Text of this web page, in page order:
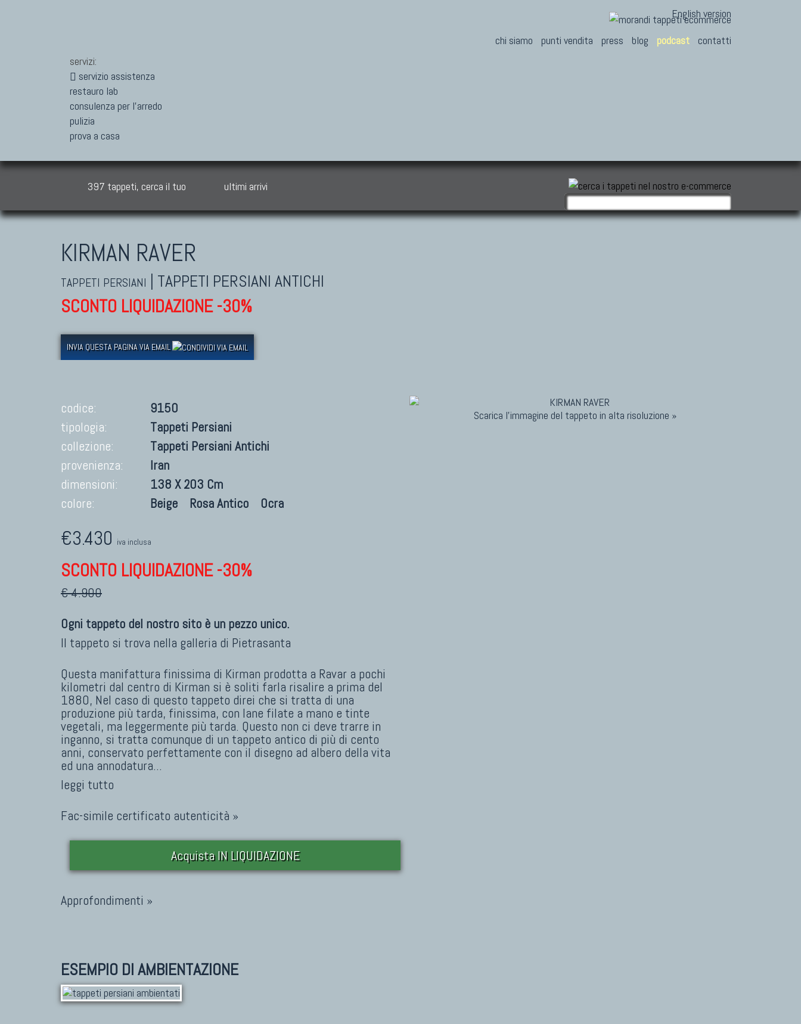
servizi:
servizio assistenza
restauro lab
consulenza per l'arredo
pulizia
prova a casa
English version
chi siamo
punti vendita press blog podcast contatti
397 tappeti, cerca il tuo ultimi arrivi
KIRMAN RAVER
TAPPETI PERSIANI TAPPETI PERSIANI ANTICHI
SCONTO LIQUIDAZIONE -30%
INVIA QUESTA PAGINA VIA EMAIL
Scarica l'immagine del tappeto in alta risoluzione »
codice:
9150
tipologia:
Tappeti Persiani
collezione:
Tappeti Persiani Antichi
provenienza:
Iran
dimensioni:
138 X 203 Cm
colore:
Beige Rosa Antico Ocra
€3.430 iva inclusa
SCONTO LIQUIDAZIONE -30%
€ 4.900
Ogni tappeto del nostro sito è un pezzo unico.
Il tappeto si trova nella galleria di Pietrasanta
Questa manifattura finissima di Kirman prodotta a Ravar a pochi
kilometri dal centro di Kirman si è soliti farla risalire a prima del
1880, Nel caso di questo tappeto direi che si tratta di una
produzione più tarda, finissima, con lane filate a mano e tinte
vegetali, ma leggermente più tarda. Questo non ci deve trarre in
inganno, si tratta comunque di un tappeto antico di più di cento
anni, conservato perfettamente con il disegno ad albero della vita
ed una annodatura...
leggi tutto
Fac-simile certificato autenticità »
Acquista IN LIQUIDAZIONE
Approfondimenti »
ESEMPIO DI AMBIENTAZIONE